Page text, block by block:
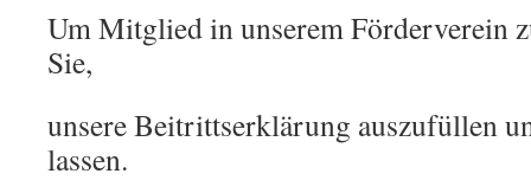
Um Mitglied in unserem Förderverein
Sie,
unsere Beitrittserklärung auszufüllen
lassen.